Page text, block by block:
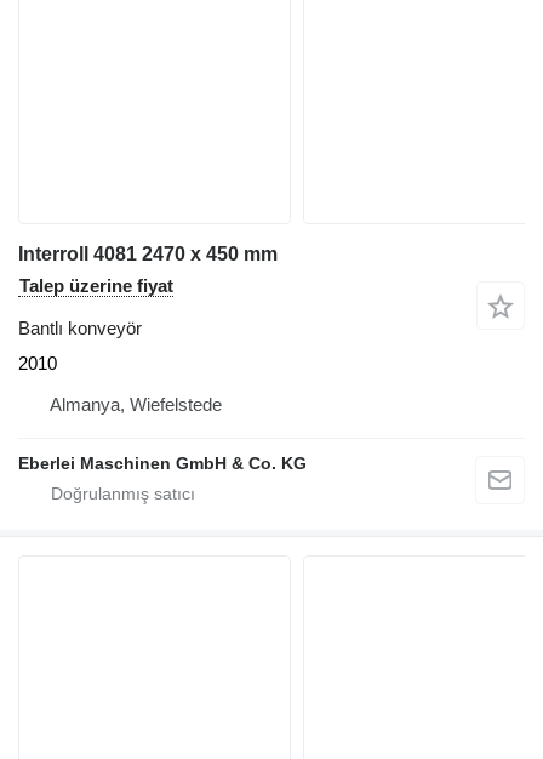
Interroll 4081 2470 x 450 mm
Talep üzerine fiyat
Bantlı konveyör
2010
Almanya, Wiefelstede
Eberlei Maschinen GmbH & Co. KG